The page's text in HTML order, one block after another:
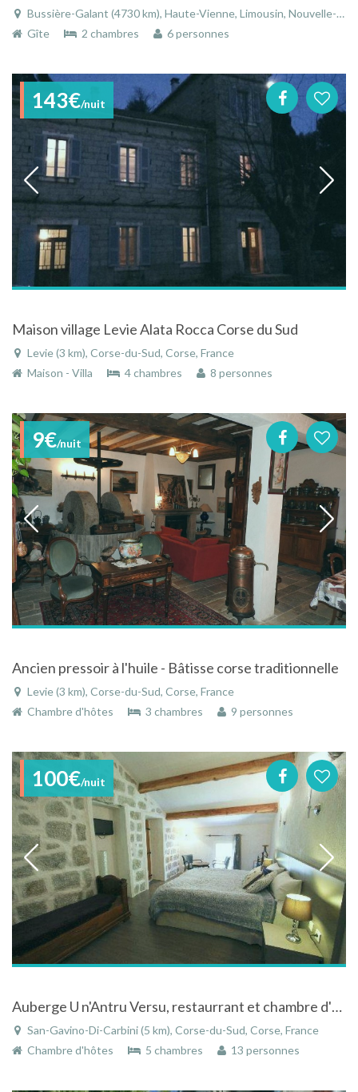
Bussière-Galant (4730 km), Haute-Vienne, Limousin, Nouvelle-Aquitaine, France
Gîte
2 chambres 6 personnes
143€/nuit
Maison village Levie Alata Rocca Corse du Sud
Levie (3 km), Corse-du-Sud, Corse, France
Maison - Villa
4 chambres 8 personnes
9€/nuit
Ancien pressoir à l'huile - Bâtisse corse traditionnelle
Levie (3 km), Corse-du-Sud, Corse, France
Chambre d'hôtes
3 chambres 9 personnes
100€/nuit
Auberge U n'Antru Versu, restaurrant et chambre d'hôtes à 15 minutes des aiguilles de Bavellla
San-Gavino-Di-Carbini (5 km), Corse-du-Sud, Corse, France
Chambre d'hôtes
5 chambres 13 personnes